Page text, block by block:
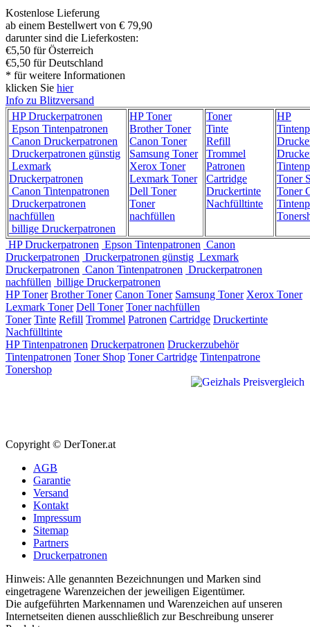
Kostenlose Lieferung
ab einem Bestellwert von € 79,90
darunter sind die Lieferkosten:
€5,50 für Österreich
€5,50 für Deutschland
* für weitere Informationen
klicken Sie hier
Info zu Blitzversand
HP Druckerpatronen
Epson Tintenpatronen
Canon Druckerpatronen
Druckerpatronen günstig
Lexmark
Druckerpatronen
Canon Tintenpatronen
Druckerpatronen
nachfüllen
billige Druckerpatronen
HP Toner
Brother Toner
Canon Toner
Samsung Toner
Xerox Toner
Lexmark Toner
Dell Toner
Toner
nachfüllen
Toner
Tinte
Refill
Trommel
Patronen
Cartridge
Druckertinte
Nachfülltinte
HP
Toner
Toner
HP Druckerpatronen Epson Tintenpatronen Canon
Druckerpatronen Druckerpatronen günstig Lexmark
Druckerpatronen Canon Tintenpatronen Druckerpatronen
nachfüllen billige Druckerpatronen
HP Toner Brother Toner Canon Toner Samsung Toner Xerox Toner
Lexmark Toner Dell Toner Toner nachfüllen
Toner Tinte Refill Trommel Patronen Cartridge Druckertinte
Nachfülltinte
HP Tintenpatronen Druckerpatronen Druckerzubehör
Tintenpatronen Toner Shop Toner Cartridge Tintenpatrone
Tonershop
Copyright © DerToner.at
AGB
Garantie
Versand
Kontakt
Impressum
Sitemap
Partners
Druckerpatronen
Hinweis: Alle genannten Bezeichnungen und Marken sind
eingetragene Warenzeichen der jeweiligen Eigentümer.
Die aufgeführten Markennamen und Warenzeichen auf unseren
Internetseiten dienen ausschließlich zur Beschreibung unserer